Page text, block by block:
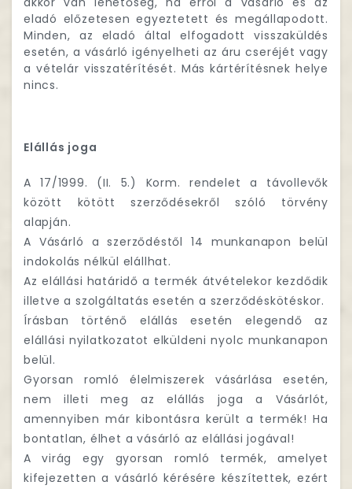
eladó előzetesen egyeztetett és megállapodott.
Minden, az eladó által elfogadott visszaküldés
esetén, a vásárló igényelheti az áru cseréjét vagy
a vételár visszatérítését. Más kártérítésnek helye
nincs.
Elállás joga
A 17/1999. (II. 5.) Korm. rendelet a távollevők
között kötött szerződésekről szóló törvény
alapján.
A Vásárló a szerződéstől 14 munkanapon belül
indokolás nélkül elállhat.
Az elállási határidő a termék átvételekor kezdődik
illetve a szolgáltatás esetén a szerződéskötéskor.
Írásban történő elállás esetén elegendő az
elállási nyilatkozatot elküldeni nyolc munkanapon
belül.
Gyorsan romló élelmiszerek vásárlása esetén,
nem illeti meg az elállás joga a Vásárlót,
amennyiben már kibontásra került a termék! Ha
bontatlan, élhet a vásárló az elállási jogával!
A virág egy gyorsan romló termék, amelyet
kifejezetten a vásárló kérésére készítettek, ezért